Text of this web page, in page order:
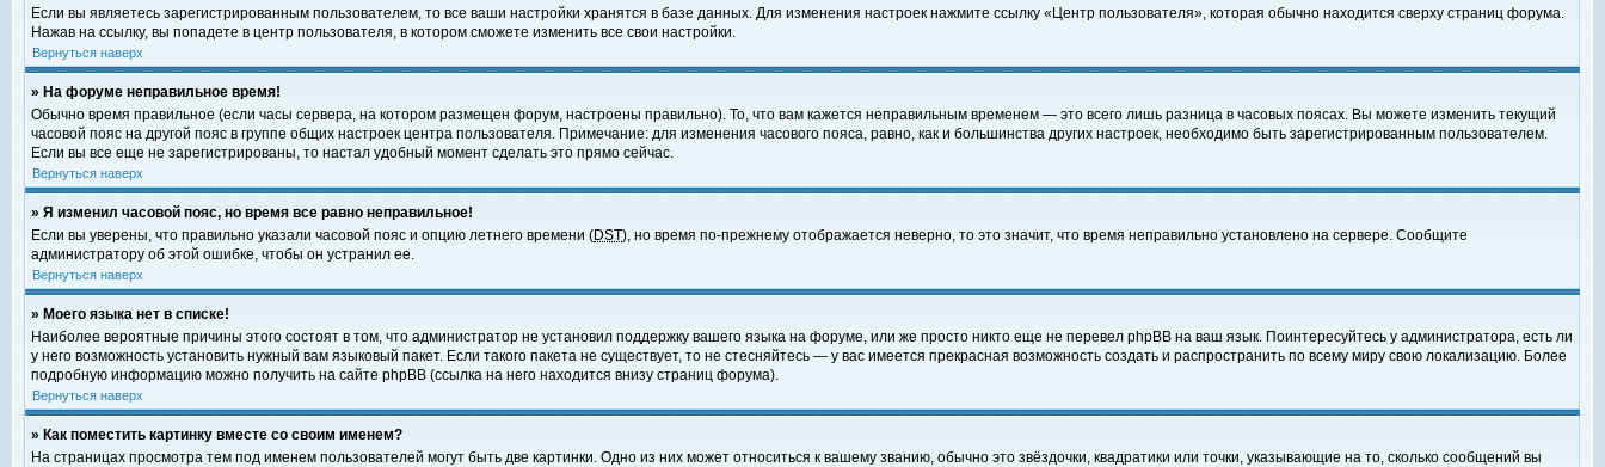
Если вы являетесь зарегистрированным пользователем, то все ваши настройки хранятся в базе данных. Для изменения настроек нажмите ссылку «Центр пользователя», которая обычно находится сверху страниц форума.
Нажав на ссылку, вы попадете в центр пользователя, в котором сможете изменить все свои настройки.
Вернуться наверх
» На форуме неправильное время!
Обычно время правильное (если часы сервера, на котором размещен форум, настроены правильно). То, что вам кажется неправильным временем — это всего лишь разница в часовых поясах. Вы можете изменить текущий
часовой пояс на другой пояс в группе общих настроек центра пользователя. Примечание: для изменения часового пояса, равно, как и большинства других настроек, необходимо быть зарегистрированным пользователем.
Если вы все еще не зарегистрированы, то настал удобный момент сделать это прямо сейчас.
Вернуться наверх
» Я изменил часовой пояс, но время все равно неправильное!
Если вы уверены, что правильно указали часовой пояс и опцию летнего времени (DST), но время по-прежнему отображается неверно, то это значит, что время неправильно установлено на сервере. Сообщите
администратору об этой ошибке, чтобы он устранил ее.
Вернуться наверх
» Моего языка нет в списке!
Наиболее вероятные причины этого состоят в том, что администратор не установил поддержку вашего языка на форуме, или же просто никто еще не перевел phpBB на ваш язык. Поинтересуйтесь у администратора, есть ли
у него возможность установить нужный вам языковый пакет. Если такого пакета не существует, то не стесняйтесь — у вас имеется прекрасная возможность создать и распространить по всему миру свою локализацию. Более
подробную информацию можно получить на сайте phpBB (ссылка на него находится внизу страниц форума).
Вернуться наверх
» Как поместить картинку вместе со своим именем?
На страницах просмотра тем под именем пользователей могут быть две картинки. Одно из них может относиться к вашему званию, обычно это звёздочки, квадратики или точки, указывающие на то, сколько сообщений вы